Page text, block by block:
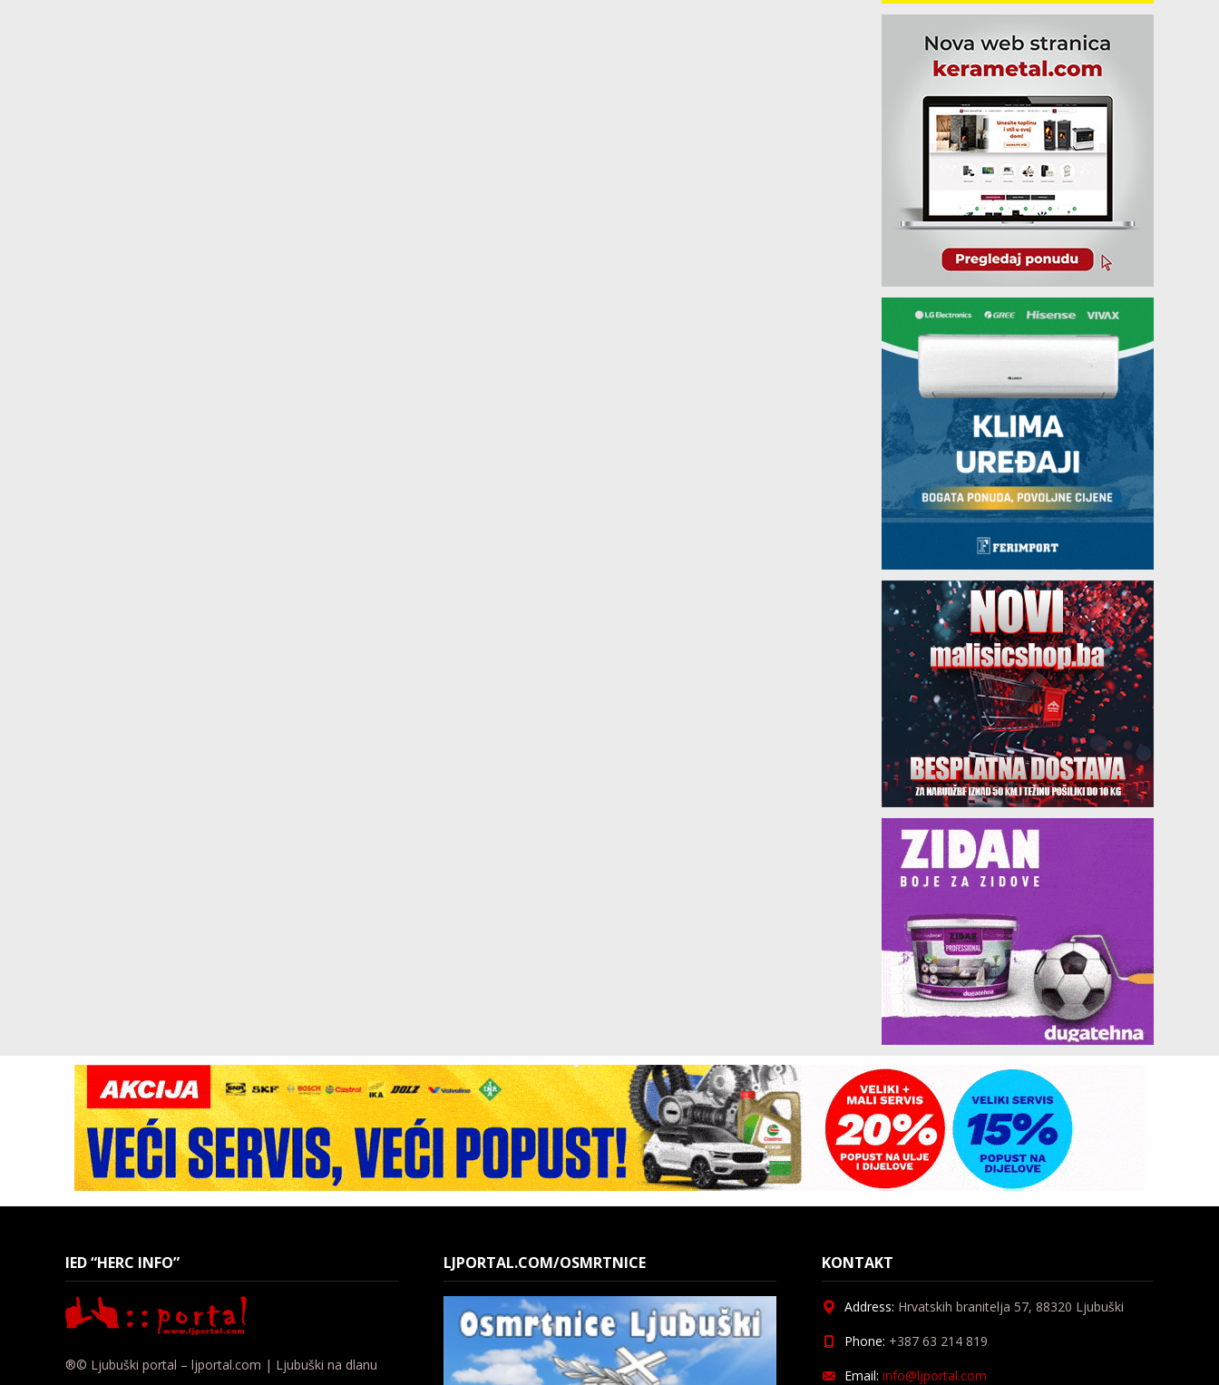
IED “HERC INFO”
®© Ljubuški portal – ljportal.com | Ljubuški na dlanu
LJPORTAL.COM/OSMRTNICE KONTAKT
Address: Hrvatskih branitelja 57, 88320 Ljubuški
Phone: +387 63 214 819
Email: info@ljportal.com